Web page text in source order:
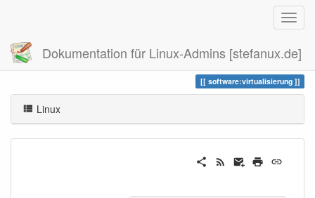
Dokumentation für Linux-Admins [stefanux.de]
Zuletzt angesehen virtualisierung
software:virtualisierung
Linux